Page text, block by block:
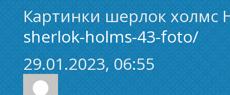
Картинки шерлок холмс
sherlok-holms-43-foto/
29.01.2023, 06:55